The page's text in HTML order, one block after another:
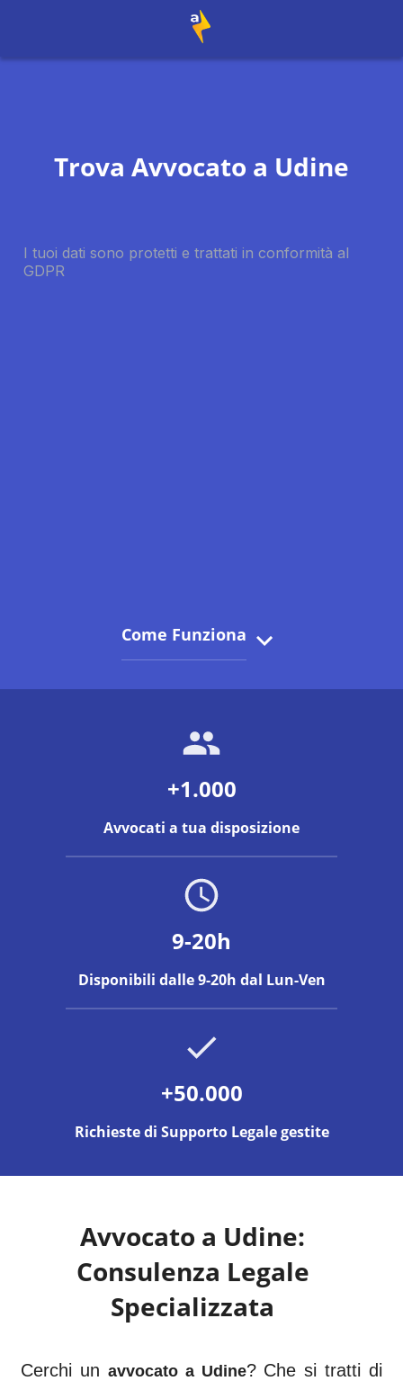
Trova Avvocato a Udine
Come Funziona
+1.000
Avvocati a tua disposizione
9-20h
Disponibili dalle 9-20h dal Lun-Ven
+50.000
Richieste di Supporto Legale gestite
Avvocato a Udine:
Consulenza Legale
Specializzata
Cerchi un avvocato a Udine? Che si tratti di